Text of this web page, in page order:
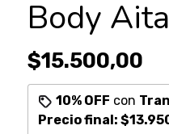
Body
$15.500,00
10% OFF con
Precio final: